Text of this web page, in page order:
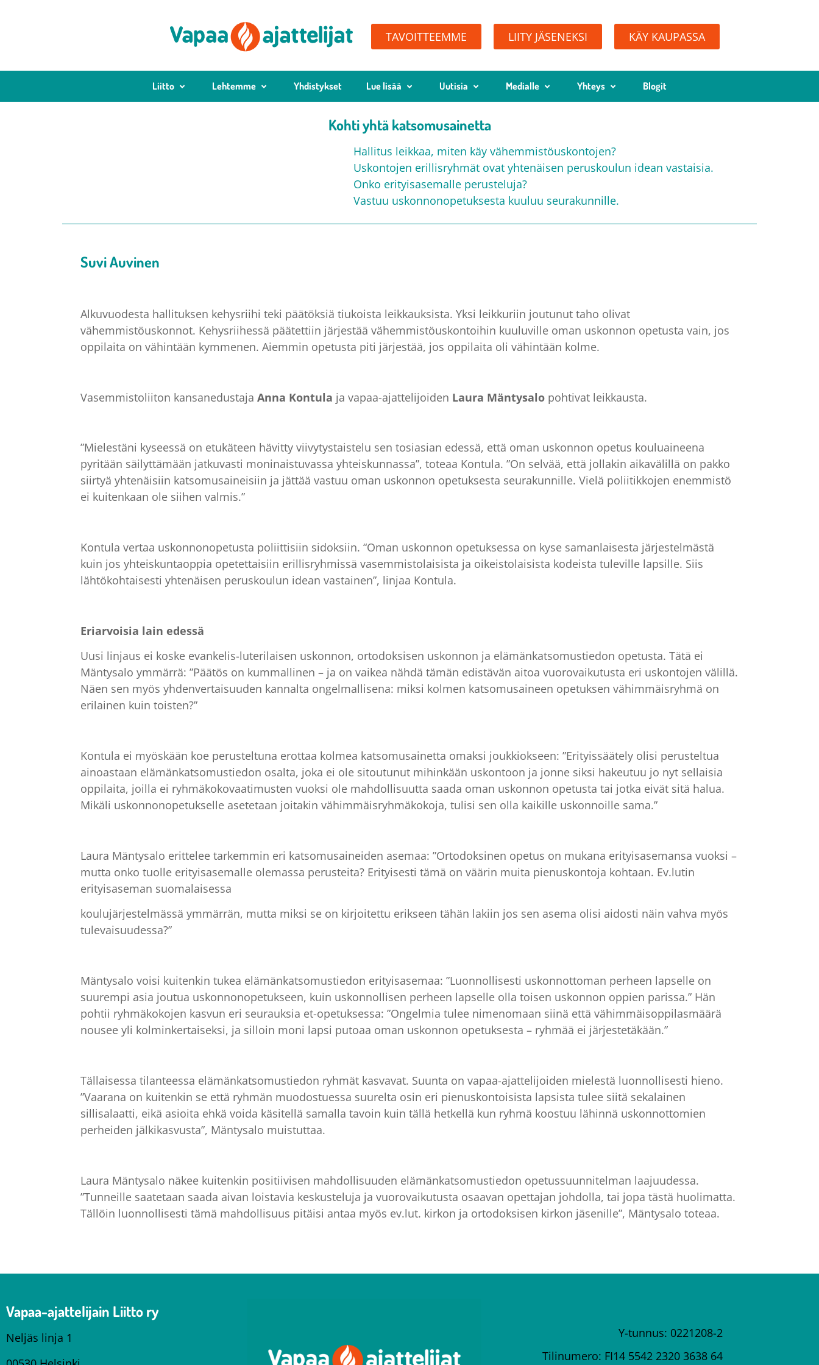
TAVOITTEEMME LIITY JÄSENEKSI KÄY KAUPASSA
Liitto Lehtemme Yhdistykset Lue lisää Uutisia Medialle Yhteys Blogit
Kohti yhtä katsomusainetta
Hallitus leikkaa, miten käy vähemmistöuskontojen?
Uskontojen erillisryhmät ovat yhtenäisen peruskoulun idean vastaisia.
Onko erityisasemalle perusteluja?
Vastuu uskonnonopetuksesta kuuluu seurakunnille.
Suvi Auvinen
Alkuvuodesta hallituksen kehysriihi teki päätöksiä tiukoista leikkauksista. Yksi leikkuriin joutunut taho olivat
vähemmistöuskonnot. Kehysriihessä päätettiin järjestää vähemmistöuskontoihin kuuluville oman uskonnon opetusta vain, jos
oppilaita on vähintään kymmenen. Aiemmin opetusta piti järjestää, jos oppilaita oli vähintään kolme.
Vasemmistoliiton kansanedustaja Anna Kontula ja vapaa-ajattelijoiden Laura Mäntysalo pohtivat leikkausta.
”Mielestäni kyseessä on etukäteen hävitty viivytystaistelu sen tosiasian edessä, että oman uskonnon opetus kouluaineena
pyritään säilyttämään jatkuvasti moninaistuvassa yhteiskunnassa”, toteaa Kontula. ”On selvää, että jollakin aikavälillä on pakko
siirtyä yhtenäisiin katsomusaineisiin ja jättää vastuu oman uskonnon opetuksesta seurakunnille. Vielä poliitikkojen enemmistö
ei kuitenkaan ole siihen valmis.”
Kontula vertaa uskonnonopetusta poliittisiin sidoksiin. “Oman uskonnon opetuksessa on kyse samanlaisesta järjestelmästä
kuin jos yhteiskuntaoppia opetettaisiin erillisryhmissä vasemmistolaisista ja oikeistolaisista kodeista tuleville lapsille. Siis
lähtökohtaisesti yhtenäisen peruskoulun idean vastainen”, linjaa Kontula.
Eriarvoisia lain edessä
Uusi linjaus ei koske evankelis-luterilaisen uskonnon, ortodoksisen uskonnon ja elämänkatsomustiedon opetusta. Tätä ei
Mäntysalo ymmärrä: ”Päätös on kummallinen – ja on vaikea nähdä tämän edistävän aitoa vuorovaikutusta eri uskontojen välillä.
Näen sen myös yhdenvertaisuuden kannalta ongelmallisena: miksi kolmen katsomusaineen opetuksen vähimmäisryhmä on
erilainen kuin toisten?”
Kontula ei myöskään koe perusteltuna erottaa kolmea katsomusainetta omaksi joukkiokseen: ”Erityissäätely olisi perusteltua
ainoastaan elämänkatsomustiedon osalta, joka ei ole sitoutunut mihinkään uskontoon ja jonne siksi hakeutuu jo nyt sellaisia
oppilaita, joilla ei ryhmäkokovaatimusten vuoksi ole mahdollisuutta saada oman uskonnon opetusta tai jotka eivät sitä halua.
Mikäli uskonnonopetukselle asetetaan joitakin vähimmäisryhmäkokoja, tulisi sen olla kaikille uskonnoille sama.”
Laura Mäntysalo erittelee tarkemmin eri katsomusaineiden asemaa: ”Ortodoksinen opetus on mukana erityisasemansa vuoksi –
mutta onko tuolle erityisasemalle olemassa perusteita? Erityisesti tämä on väärin muita pienuskontoja kohtaan. Ev.lutin
erityisaseman suomalaisessa
koulujärjestelmässä ymmärrän, mutta miksi se on kirjoitettu erikseen tähän lakiin jos sen asema olisi aidosti näin vahva myös
tulevaisuudessa?”
Mäntysalo voisi kuitenkin tukea elämänkatsomustiedon erityisasemaa: ”Luonnollisesti uskonnottoman perheen lapselle on
suurempi asia joutua uskonnonopetukseen, kuin uskonnollisen perheen lapselle olla toisen uskonnon oppien parissa.” Hän
pohtii ryhmäkokojen kasvun eri seurauksia et-opetuksessa: ”Ongelmia tulee nimenomaan siinä että vähimmäisoppilasmäärä
nousee yli kolminkertaiseksi, ja silloin moni lapsi putoaa oman uskonnon opetuksesta – ryhmää ei järjestetäkään.”
Tällaisessa tilanteessa elämänkatsomustiedon ryhmät kasvavat. Suunta on vapaa-ajattelijoiden mielestä luonnollisesti hieno.
”Vaarana on kuitenkin se että ryhmän muodostuessa suurelta osin eri pienuskontoisista lapsista tulee siitä sekalainen
sillisalaatti, eikä asioita ehkä voida käsitellä samalla tavoin kuin tällä hetkellä kun ryhmä koostuu lähinnä uskonnottomien
perheiden jälkikasvusta”, Mäntysalo muistuttaa.
Laura Mäntysalo näkee kuitenkin positiivisen mahdollisuuden elämänkatsomustiedon opetussuunnitelman laajuudessa.
”Tunneille saatetaan saada aivan loistavia keskusteluja ja vuorovaikutusta osaavan opettajan johdolla, tai jopa tästä huolimatta.
Tällöin luonnollisesti tämä mahdollisuus pitäisi antaa myös ev.lut. kirkon ja ortodoksisen kirkon jäsenille”, Mäntysalo toteaa.
Vapaa-ajattelijain Liitto ry
Neljäs linja 1
Y-tunnus: 0221208-2
Tilinumero: FI14 5542 2320 3638 64